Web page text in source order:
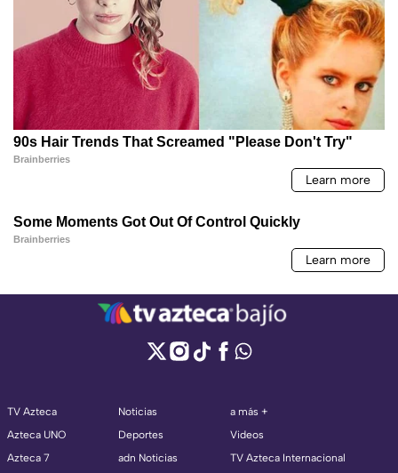
TV Azteca
Azteca UNO
Azteca 7
Noticias
Deportes
adn Noticias
a más +
Videos
TV Azteca Internacional